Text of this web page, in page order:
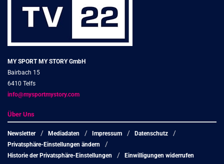
MY SPORT MY STORY GmbH
Bairbach 15
6410 Telfs
info@mysportmystory.com
Über Uns
Newsletter Mediadaten Impressum
Datenschutz
Privatsphäre-Einstellungen ändern
Historie der Privatsphäre-Einstellungen
Einwilligungen widerrufen